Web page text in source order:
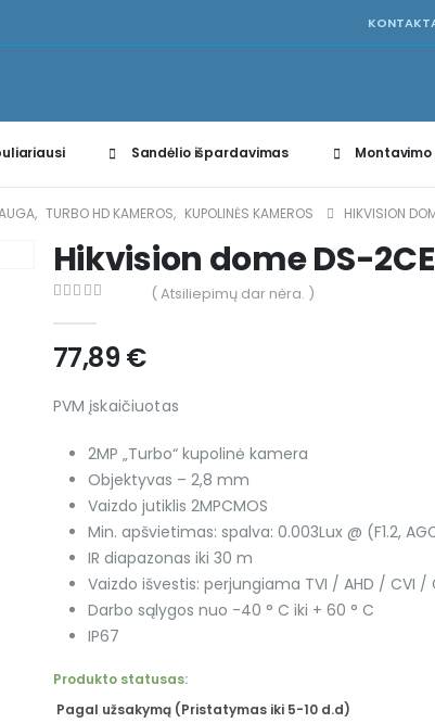
Sandėlio išpardavimas
, TURBO HD KAMEROS, KUPOLINĖS KAMEROS HIKVISION
Hikvision dome DS-
( Atsiliepimų dar nėra. )
77,89 €
PVM įskaičiuotas
2MP „Turbo“ kupolinė kamera
Objektyvas – 2,8 mm
Vaizdo jutiklis 2MPCMOS
Min. apšvietimas: spalva: 0.003Lux @ (F1.2,
IR diapazonas iki 30 m
Vaizdo išvestis: perjungiama TVI / AHD / CVI /
Darbo sąlygos nuo -40 ° C iki + 60 ° C
IP67
Produkto statusas:
Pagal užsakymą (Pristatymas iki 5-10 d.d)